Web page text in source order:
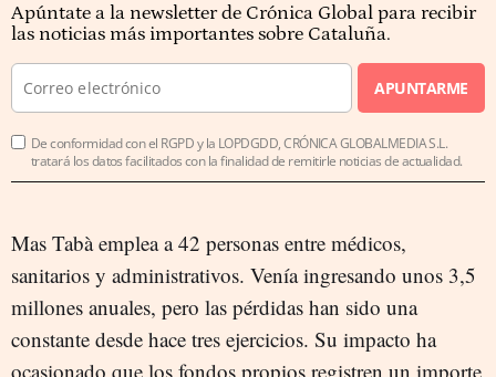
Apúntate a la newsletter de Crónica Global para recibir
las noticias más importantes sobre Cataluña.
APUNTARME
De conformidad con el RGPD y la LOPDGDD, CRÓNICA GLOBALMEDIA S.L.
tratará los datos facilitados con la finalidad de remitirle noticias de actualidad.
Mas Tabà emplea a 42 personas entre médicos,
sanitarios y administrativos. Venía ingresando unos 3,5
millones anuales, pero las pérdidas han sido una
constante desde hace tres ejercicios. Su impacto ha
ocasionado que los fondos propios registren un importe